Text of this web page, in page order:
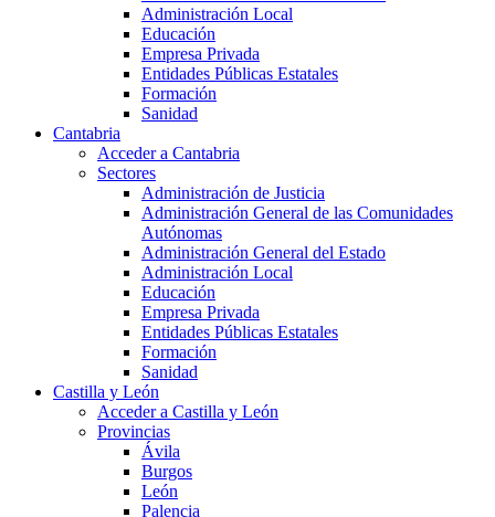
Administración Local
Educación
Empresa Privada
Entidades Públicas Estatales
Formación
Sanidad
Cantabria
Acceder a Cantabria
Sectores
Administración de Justicia
Administración General de las Comunidades
Autónomas
Administración General del Estado
Administración Local
Educación
Empresa Privada
Entidades Públicas Estatales
Formación
Sanidad
Castilla y León
Acceder a Castilla y León
Provincias
Ávila
Burgos
León
Palencia